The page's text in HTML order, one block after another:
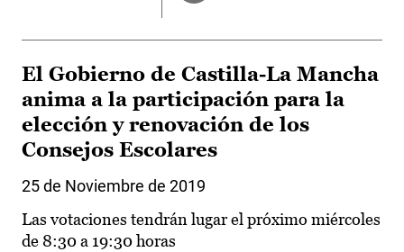
El Gobierno de Castilla-La Mancha
anima a la participación para la
elección y renovación de los
Consejos Escolares
25 de Noviembre de 2019
Las votaciones tendrán lugar el próximo miércoles
de 8:30 a 19:30 horas